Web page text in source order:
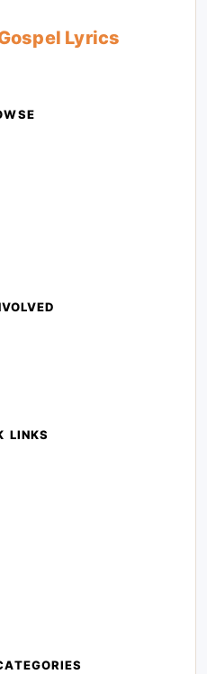
Lyrics
LINKS